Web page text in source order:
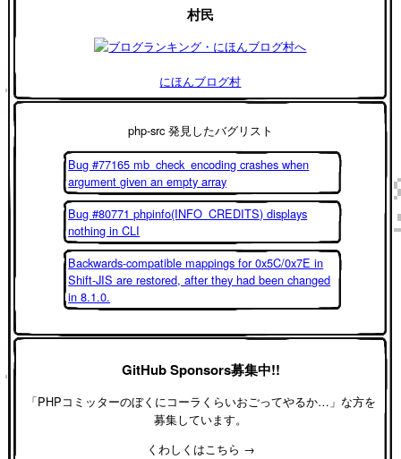
村民
にほんブログ村
php-src 発見したバグリスト
Bug #77165 mb_check_encoding crashes when
argument given an empty array
Bug #80771 phpinfo(INFO_CREDITS) displays
nothing in CLI
Backwards-compatible mappings for 0x5C/0x7E in
Shift-JIS are restored, after they had been changed
in 8.1.0.
GitHub Sponsors募集中!!
「PHPコミッターのぼくにコーラくらいおごってやるか…」な方を
募集しています。
くわしくはこちら →